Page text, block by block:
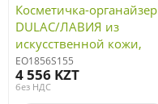
Косметичка-органайзер
DULAC/ЛАВИЯ из
искусственной кожи,
синий нейви
EO1856S155
4 556 KZT
без НДС